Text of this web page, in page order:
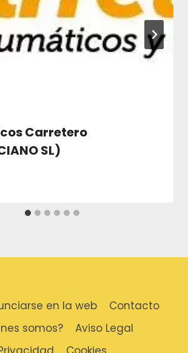
Carretero
SL)
en la web
Contacto
somos?
Aviso Legal